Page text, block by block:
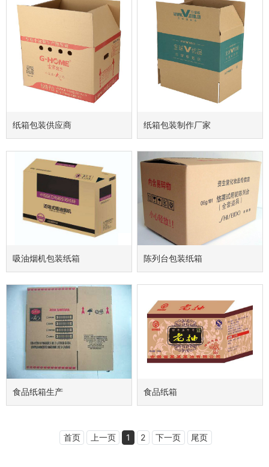
纸箱包装供应商 纸箱包装制作厂家
吸油烟机包装纸箱 陈列台包装纸箱
食品纸箱生产 食品纸箱
首页 上一页 1 2 下一页 尾页